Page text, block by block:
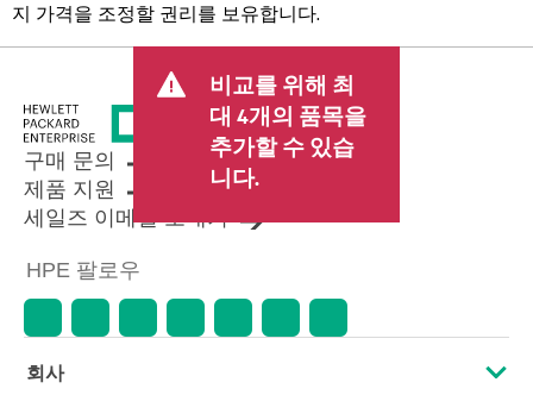
지 가격을 조정할 권리를 보유합니다.
비교를 위해 최
대 4개의 품목을
추가할 수 있습
니다.
구매 문의
제품 지원
세일즈 이메일 보내기
HPE 팔로우
회사